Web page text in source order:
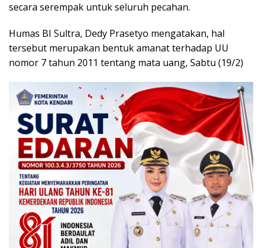
secara serempak untuk seluruh pecahan.
Humas BI Sultra, Dedy Prasetyo mengatakan, hal
tersebut merupakan bentuk amanat terhadap UU
nomor 7 tahun 2011 tentang mata uang, Sabtu (19/2)